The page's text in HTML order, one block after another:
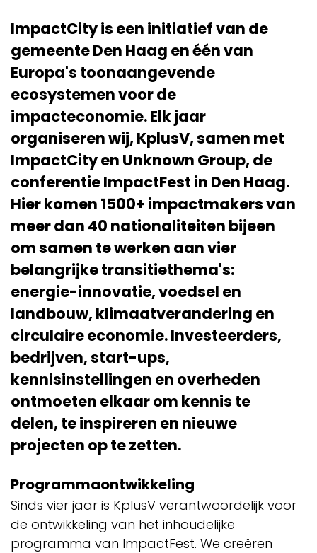
ImpactCity is een initiatief van de
gemeente Den Haag en één van
Europa's toonaangevende
ecosystemen voor de
impacteconomie. Elk jaar
organiseren wij, KplusV, samen met
ImpactCity en Unknown Group, de
conferentie ImpactFest in Den Haag.
Hier komen 1500+ impactmakers van
meer dan 40 nationaliteiten bijeen
om samen te werken aan vier
belangrijke transitiethema's:
energie-innovatie, voedsel en
landbouw, klimaatverandering en
circulaire economie. Investeerders,
bedrijven, start-ups,
kennisinstellingen en overheden
ontmoeten elkaar om kennis te
delen, te inspireren en nieuwe
projecten op te zetten.
Programmaontwikkeling
Sinds vier jaar is KplusV verantwoordelijk voor
de ontwikkeling van het inhoudelijke
programma van ImpactFest. We creëren